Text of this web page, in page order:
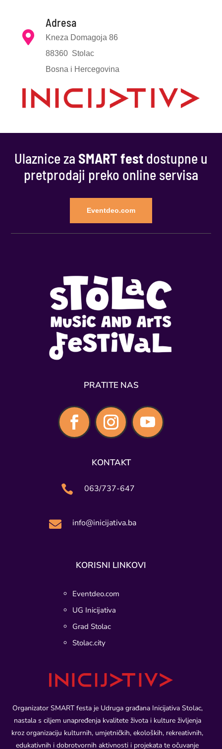

Adresa
Kneza Domagoja 86
88360 Stolac
Bosna i Hercegovina
Ulaznice za SMART fest dostupne u
pretprodaji preko online servisa
Eventdeo.com
PRATITE NAS
KONTAKT
 063/737-647
 info@inicijativa.ba
KORISNI LINKOVI
Eventdeo.com
UG Inicijativa
Grad Stolac
Stolac.city
Organizator SMART festa je Udruga građana Inicijativa Stolac,
nastala s ciljem unapređenja kvalitete života i kulture življenja
kroz organizaciju kulturnih, umjetničkih, ekoloških, rekreativnih,
edukativnih i dobrotvornih aktivnosti i projekata te očuvanje